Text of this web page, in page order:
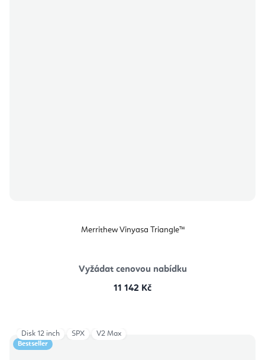
Merrithew Vinyasa Triangle™
Vyžádat cenovou nabídku
11 142 Kč
Bestseller
Disk 12 inch SPX V2 Max